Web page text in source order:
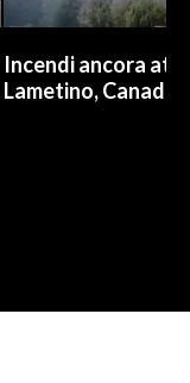
Incendi ancora
Lametino,